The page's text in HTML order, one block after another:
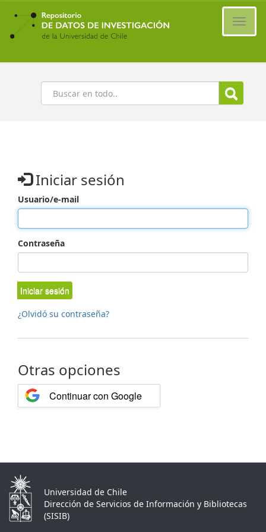
Ir
contenido
principal
Buscar
Iniciar sesión
Usuario/e-mail
Contraseña
Iniciar sesión
¿Olvidó su contraseña?
Otras opciones
Continuar con Google
Universidad de Chile
Dirección de Servicios de Información y Bibliotecas
(SISIB)